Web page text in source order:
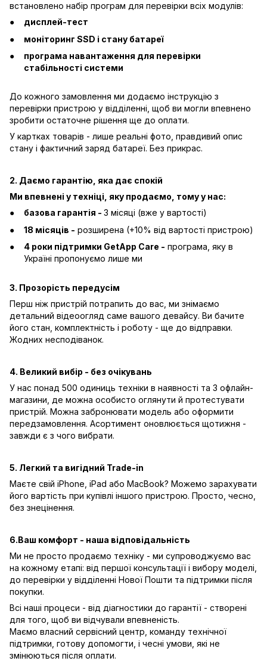
встановлено набір програм для перевірки всіх модулів:
дисплей-тест
моніторинг SSD і стану батареї
програма навантаження для перевірки
стабільності системи
До кожного замовлення ми додаємо інструкцію з
перевірки пристрою у відділенні, щоб ви могли впевнено
зробити остаточне рішення ще до оплати.
У картках товарів - лише реальні фото, правдивий опис
стану і фактичний заряд батареї. Без прикрас.
2. Даємо гарантію, яка дає спокій
Ми впевнені у техніці, яку продаємо, тому у нас:
базова гарантія - 3 місяці (вже у вартості)
18 місяців - розширена (+10% від вартості пристрою)
4 роки підтримки GetApp Care - програма, яку в
Україні пропонуємо лише ми
3. Прозорість передусім
Перш ніж пристрій потрапить до вас, ми знімаємо
детальний відеоогляд саме вашого девайсу. Ви бачите
його стан, комплектність і роботу - ще до відправки.
Жодних несподіванок.
4. Великий вибір - без очікувань
У нас понад 500 одиниць техніки в наявності та 3 офлайн-
магазини, де можна особисто оглянути й протестувати
пристрій. Можна забронювати модель або оформити
передзамовлення. Асортимент оновлюється щотижня -
завжди є з чого вибрати.
5. Легкий та вигідний Trade-in
Маєте свій iPhone, iPad або MacBook? Можемо зарахувати
його вартість при купівлі іншого пристрою. Просто, чесно,
без знецінення.
6.Ваш комфорт - наша відповідальність
Ми не просто продаємо техніку - ми супроводжуємо вас
на кожному етапі: від першої консультації і вибору моделі,
до перевірки у відділенні Нової Пошти та підтримки після
покупки.
Всі наші процеси - від діагностики до гарантії - створені
для того, щоб ви відчували впевненість.
Маємо власний сервісний центр, команду технічної
підтримки, готову допомогти, і чесні умови, які не
змінюються після оплати.